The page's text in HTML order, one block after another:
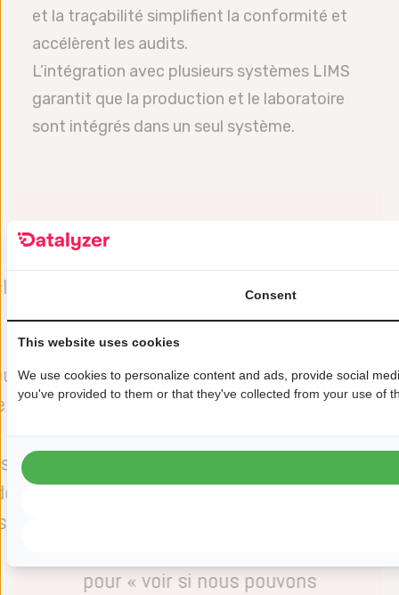
et la traçabilité simplifient la conformité et
accélèrent les audits.
L’intégration avec plusieurs systèmes LIMS
garantit que la production et le laboratoire
sont intégrés dans un seul système.
« Nous utilisons DataLyzer Qualis
pour maintenir un nombre
croissant de graphiques SPC
pour notre usine de fabrication
de tranches de semi-
conducteurs. Certains tableaux
d’autres ne sont utilisés que
pour « voir si nous pouvons
Consent
This website uses cookies
We use cookies to personalize content and ads, provide social
you've provided to them or that they've collected from your use of